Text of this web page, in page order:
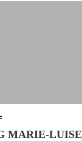
MARIE-LUISE